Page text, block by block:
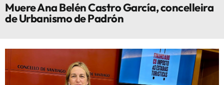
Muere Ana Belén Castro García, concelleira
de Urbanismo de Padrón